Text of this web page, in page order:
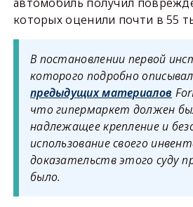
которых оценили почти в 55
В постановлении первой
которого подробно
предыдущих материалов
что гипермаркет должен
надлежащее крепление и
использование своего
доказательств этого суду
было.